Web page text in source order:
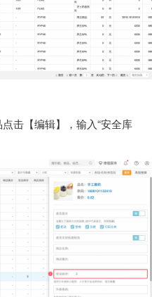
击【编辑】，输入“安全库